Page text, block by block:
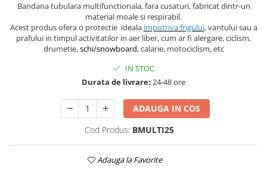
Bandana tubulara multifunctionala, fara cusaturi, fabricat dintr-un
material moale si respirabil.
Acest produs ofera o protectie ideala impotriva frigului, vantului sau a
prafului in timpul activitatilor in aer liber, cum ar fi alergare, ciclism,
drumetie,schi/snowboard, calarie, motociclism, etc
IN STOC
Durata de livrare: 24-48 ore
ADAUGA IN COS
Cod Produs: BMULTI25
Adauga la Favorite